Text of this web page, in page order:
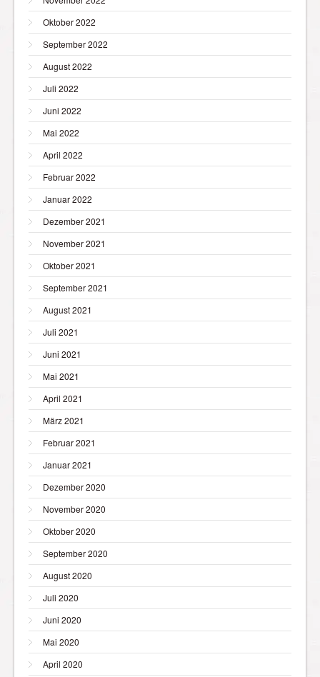
Oktober 2022
September 2022
August 2022
Juli 2022
Juni 2022
Mai 2022
April 2022
Februar 2022
Januar 2022
Dezember 2021
November 2021
Oktober 2021
September 2021
August 2021
Juli 2021
Juni 2021
Mai 2021
April 2021
März 2021
Februar 2021
Januar 2021
Dezember 2020
November 2020
Oktober 2020
September 2020
August 2020
Juli 2020
Juni 2020
Mai 2020
April 2020